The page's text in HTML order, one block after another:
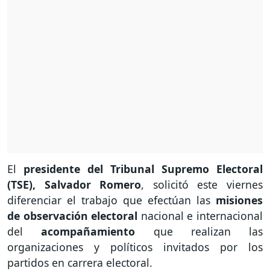
El presidente del Tribunal Supremo Electoral
(TSE), Salvador Romero, solicitó este viernes
diferenciar el trabajo que efectúan las misiones
de observación electoral nacional e internacional
delacompañamiento que realizan las
organizaciones y políticos invitados por los
partidos en carrera electoral.